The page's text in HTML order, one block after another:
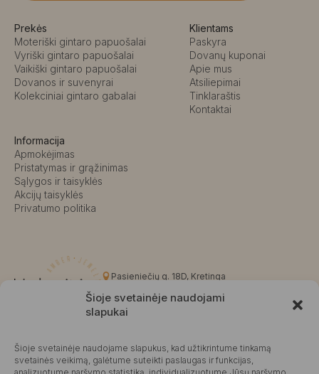
Šioje svetainėje naudojami
slapukai
Šioje svetainėje naudojame slapukus, kad užtikrintume tinkamą
svetainės veikimą, galėtume suteikti paslaugas ir funkcijas,
Prekės
Moteriški gintaro papuošalai
Vyriški gintaro papuošalai
Vaikiški gintaro papuošalai
Dovanos ir suvenyrai
Kolekciniai gintaro gabalai
Klientams
Paskyra
Dovanų kuponai
Apie mus
Atsiliepimai
Tinklaraštis
Kontaktai
Informacija
Apmokėjimas
Pristatymas ir grąžinimas
Sąlygos ir taisyklės
Akcijų taisyklės
Privatumo politika
Pasieniečių g. 18D, Kretinga
info@kalvaite.lt
Kalvaitė